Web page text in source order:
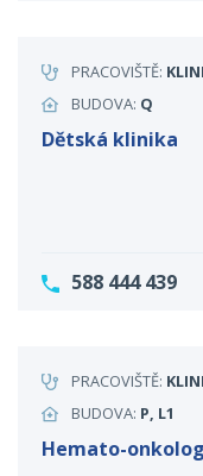
PRACOVIŠTĚ:
BUDOVA: Q
Dětská klinika
588 444 439
PRACOVIŠTĚ:
BUDOVA: P, L1
Hemato-